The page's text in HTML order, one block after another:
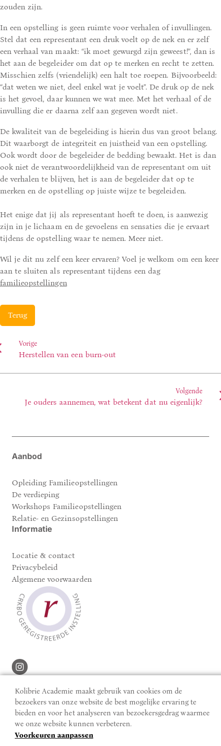
Kolibrie Academie maakt gebruik van cookies om de
bezoekers van onze website de best mogelijke ervaring te
bieden en voor het analyseren van bezoekersgedrag waarmee
we onze website kunnen verbeteren.
Voorkeuren aanpassen
zouden zijn.
In een opstelling is geen ruimte voor verhalen of invullingen.
Stel dat een representant een druk voelt op de nek en er zelf
een verhaal van maakt: “ik moet gewurgd zijn geweest!”, dan is
het aan de begeleider om dat op te merken en recht te zetten.
Misschien zelfs (vriendelijk) een halt toe roepen. Bijvoorbeeld:
“dat weten we niet, deel enkel wat je voelt”. De druk op de nek
is het gevoel, daar kunnen we wat mee. Met het verhaal of de
invulling die er daarna zelf aan gegeven wordt niet.
De kwaliteit van de begeleiding is hierin dus van groot belang.
Dit waarborgt de integriteit en juistheid van een opstelling.
Ook wordt door de begeleider de bedding bewaakt. Het is dan
ook niet de verantwoordelijkheid van de representant om uit
de verhalen te blijven, het is aan de begeleider dat op te
merken en de opstelling op juiste wijze te begeleiden.
Het enige dat jij als representant hoeft te doen, is aanwezig
zijn in je lichaam en de gevoelens en sensaties die je ervaart
tijdens de opstelling waar te nemen. Meer niet.
Wil je dit nu zelf een keer ervaren? Voel je welkom om een keer
aan te sluiten als representant tijdens een dag
familieopstellingen
Terug
Vorige
Herstellen van een burn-out
Volgende
Je ouders aannemen, wat betekent dat nu eigenlijk?
Aanbod
Opleiding Familieopstellingen
De verdieping
Workshops Familieopstellingen
Relatie- en Gezinsopstellingen
Informatie
Locatie & contact
Privacybeleid
Algemene voorwaarden
© 2026 Kolibrie Academie Realisatie website:
Online